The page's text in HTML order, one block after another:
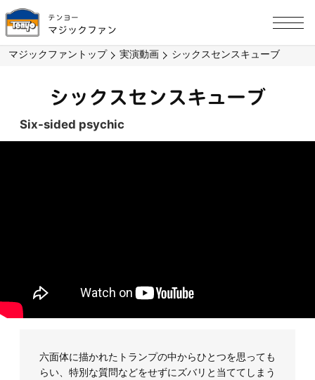
テンヨー
マジックファン
マジックファントップ 実演動画 シックスセンスキューブ
シックスセンスキューブ
Six-sided psychic
六面体に描かれたトランプの中からひとつを思っても
らい、特別な質問などをせずにズバリと当ててしまう